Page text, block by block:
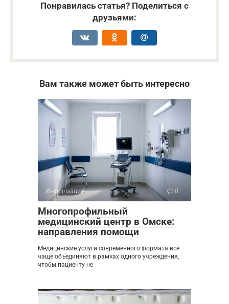
Понравилась статья? Поделиться с
друзьями:
Вам также может быть интересно
Информация 0
Многопрофильный
медицинский центр в Омске:
направления помощи
Медицинские услуги современного формата всё
чаще объединяют в рамках одного учреждения,
чтобы пациенту не